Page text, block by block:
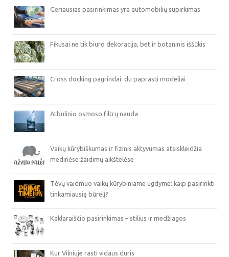
Geriausias pasirinkimas yra automobilių supirkimas
Fikusai ne tik biuro dekoracija, bet ir botaninis iššūkis
Cross docking pagrindai: du paprasti modeliai
Atbulinio osmoso filtrų nauda
Vaikų kūrybiškumas ir fizinis aktyvumas atsiskleidžia
medinėse žaidimų aikštelėse
Tėvų vaidmuo vaikų kūrybiniame ugdyme: kaip pasirinkti
tinkamiausią būrelį?
Kaklaraiščio pasirinkimas – stilius ir medžiagos
Kur Vilniuje rasti vidaus duris